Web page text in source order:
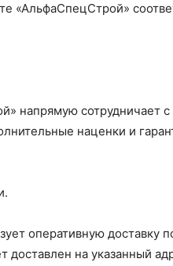
«АльфаСпецСтрой»
напрямую сотрудничает
наценки и
оперативную доставку
доставлен на указанный